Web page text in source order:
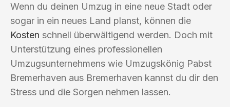
Wenn du deinen Umzug in eine neue Stadt oder
sogar in ein neues Land planst, können die
Kosten schnell überwältigend werden. Doch mit
Unterstützung eines professionellen
Umzugsunternehmens wie Umzugskönig Pabst
Bremerhaven aus Bremerhaven kannst du dir den
Stress und die Sorgen nehmen lassen.